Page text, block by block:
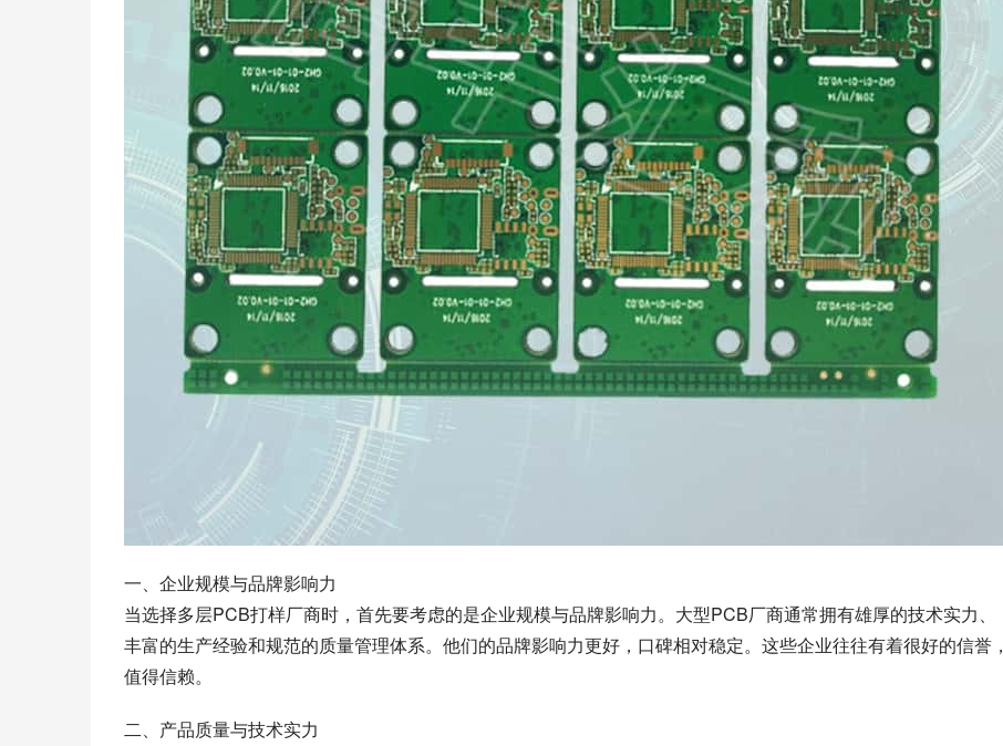
一、企业规模与品牌影响力
当选择多层PCB打样厂商时，首先要考虑的是企业规模与品牌影响力。大型PCB厂商通常拥有雄厚的技术实力、
丰富的生产经验和规范的质量管理体系。他们的品牌影响力更好，口碑相对稳定。这些企业往往有着很好的信誉，
值得信赖。
二、产品质量与技术实力